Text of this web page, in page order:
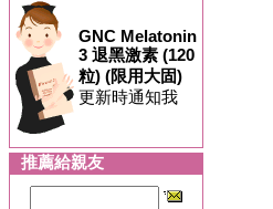
GNC Melatonin
3 退黑激素 (120
粒) (限用大固)
更新時通知我
推薦給親友